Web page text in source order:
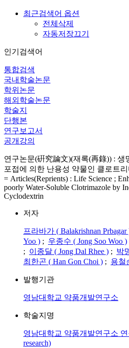
최근검색어 옵션
전체삭제
자동저장끄기
인기검색어
통합검색
국내학술논문
학위논문
해외학술논문
학술지
단행본
연구보고서
공개강의
연구논문(硏究論文)(재록(再錄)) : 생
포접에 의한 난용성 약물인 클로트
= Articles(Reprients) : Life Science ;
poorly Water-Soluble Clotrimazole by
Cyclodextrin
저자
프라바가 ( Balakrishnan Prbagar
Yoo ) ; 우종수 ( Jong Soo Woo )
; 이종달 ( Jong Dal Rhee ) ; 박
최한곤 ( Han Gon Choi ) ; 용철
발행기관
영남대학교 약품개발연구소
학술지명
영남대학교 약품개발연구소
research)